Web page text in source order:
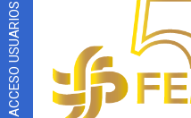
ACCESO USUARIOS